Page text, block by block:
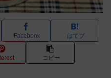
Facebook はてブ
コピー